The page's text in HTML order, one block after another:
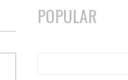
POPULAR